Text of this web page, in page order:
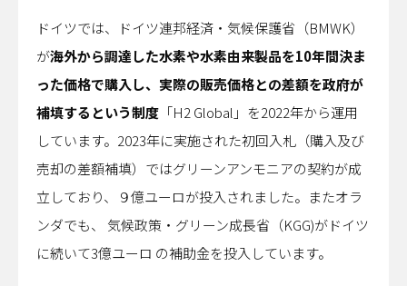
ドイツでは、ドイツ連邦経済・気候保護省（BMWK）
が海外から調達した水素や水素由来製品を10年間決ま
った価格で購入し、実際の販売価格との差額を政府が
補填するという制度 「H2 Global」を2022年から運用
しています。2023年に実施された初回入札（購入及び
売却の差額補填）ではグリーンアンモニアの契約が成
立しており、９億ユーロが投入されました。またオラ
ンダでも、 気候政策・グリーン成長省（KGG)がドイツ
に続いて3億ユーロ の補助金を投入しています。